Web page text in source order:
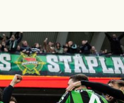
styrka och individuell